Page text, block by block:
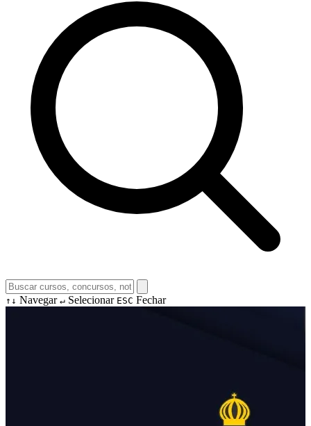
↑↓ Navegar ↵ Selecionar ESC Fechar